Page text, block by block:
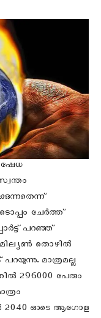
ചേർത്ത്
പറഞ്ഞ്
മില്യൺ തൊഴിൽ
മാത്രമല്ല
296000 പേരും
ഓടെ ആഗോള